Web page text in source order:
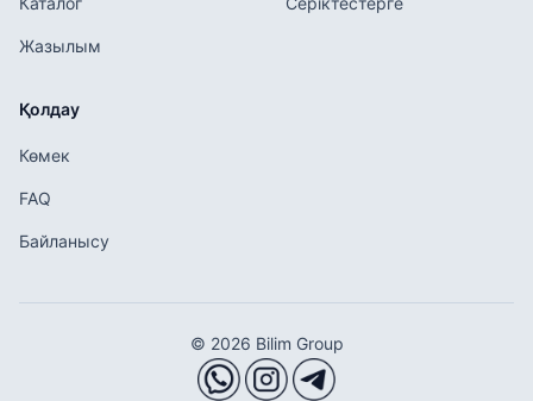
Жазылым
Қолдау
Көмек
FAQ
Байланысу
© 2026 Bilim Group